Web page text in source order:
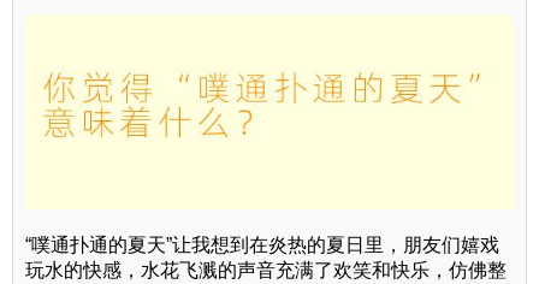
“噗通扑通的夏天”让我想到在炎热的夏日里，朋友们嬉戏
玩水的快感，水花飞溅的声音充满了欢笑和快乐，仿佛整